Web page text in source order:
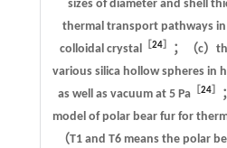
sizes of diameter and shell
thermal transport pathways
colloidal crystal ［24］
；（c）
various silica hollow spheres in
as well as vacuum at 5 Pa ［24］
model of polar bear fur for
（T1 and T6 means the polar